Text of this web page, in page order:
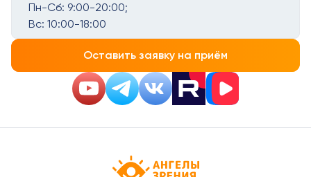
Пн-Сб: 9:00-20:00;
Вс: 10:00-18:00
Оставить заявку на приём
Детская офтальмология Ангелы